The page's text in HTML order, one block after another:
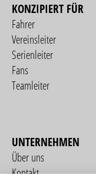
KONZIPIERT FÜR
Fahrer
Vereinsleiter
Serienleiter
Fans
Teamleiter
UNTERNEHMEN
Über uns
Kontakt